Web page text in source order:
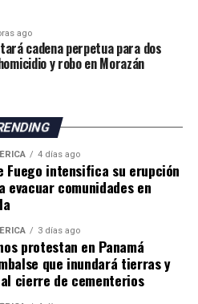
este desempeño a la
y exoneraciones fiscales
sostuvo que Panamá
tributarias más bajas del
fiscales otorgados a
la Zona Libre de Colón,
las empresas
renovables, el sector
otras actividades
general de Ingresos,
el sistema tributario
ago
cadena perpetua para dos
y robo en Morazán
4 días ago
Fuego intensifica su erupción
evacuar comunidades en
3 días ago
protestan en Panamá
que inundará tierras y
cierre de cementerios